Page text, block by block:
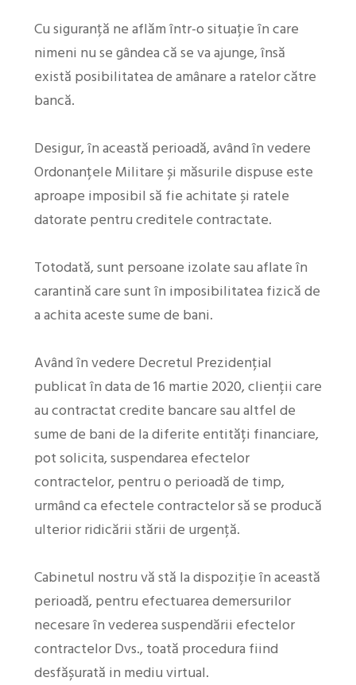
Cu siguranță ne aflăm într-o situație în care
nimeni nu se gândea că se va ajunge, însă
există posibilitatea de amânare a ratelor către
bancă.
Desigur, în această perioadă, având în vedere
Ordonanțele Militare și măsurile dispuse este
aproape imposibil să fie achitate și ratele
datorate pentru creditele contractate.
Totodată, sunt persoane izolate sau aflate în
carantină care sunt în imposibilitatea fizică de
a achita aceste sume de bani.
Având în vedere Decretul Prezidențial
publicat în data de 16 martie 2020, clienții care
au contractat credite bancare sau altfel de
sume de bani de la diferite entități financiare,
pot solicita, suspendarea efectelor
contractelor, pentru o perioadă de timp,
urmând ca efectele contractelor să se producă
ulterior ridicării stării de urgență.
Cabinetul nostru vă stă la dispoziție în această
perioadă, pentru efectuarea demersurilor
necesare în vederea suspendării efectelor
contractelor Dvs., toată procedura fiind
desfășurată in mediu virtual.